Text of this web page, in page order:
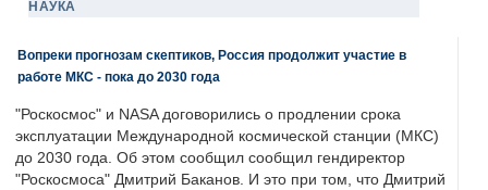
НАУКА
Вопреки прогнозам скептиков, Россия продолжит участие в
работе МКС - пока до 2030 года
"Роскосмос" и NASA договорились о продлении срока
эксплуатации Международной космической станции (МКС)
до 2030 года. Об этом сообщил сообщил гендиректор
"Роскосмоса" Дмитрий Баканов. И это при том, что Дмитрий